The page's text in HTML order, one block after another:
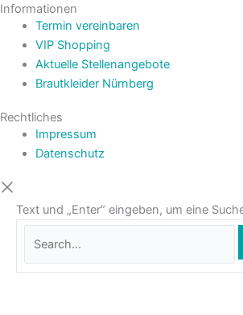
Informationen
Termin vereinbaren
VIP Shopping
Aktuelle Stellenangebote
Brautkleider Nürnberg
Rechtliches
Impressum
Datenschutz
Text und „Enter“ eingeben, um eine